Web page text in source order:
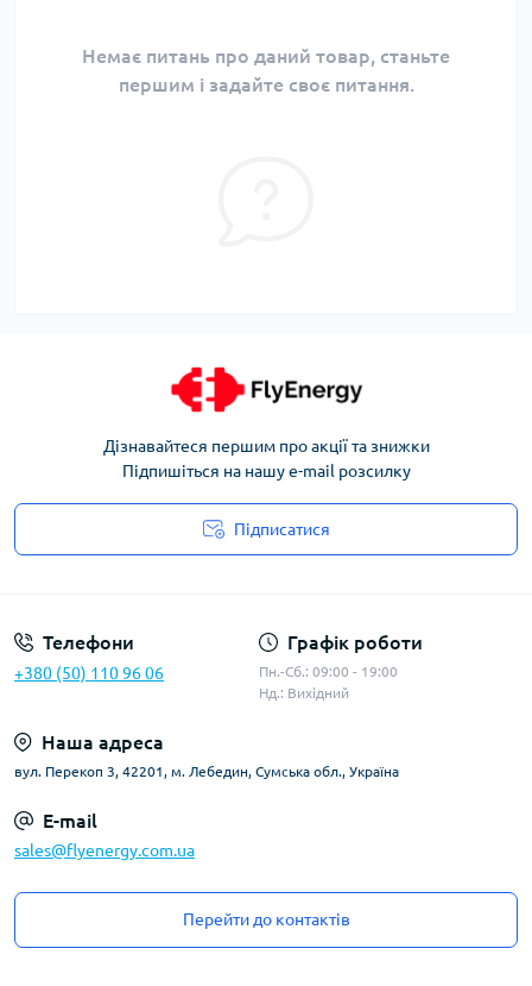
Немає питань про даний товар, станьте
першим і задайте своє питання.
Дізнавайтеся першим про акції та знижки
Підпишіться на нашу e-mail розсилку
Підписатися
Телефони
+380 (50) 110 96 06
Графік роботи
Пн.-Сб.: 09:00 - 19:00
Нд.: Вихідний
Наша адреса
вул. Перекоп 3, 42201, м. Лебедин, Сумська обл., Україна
E-mail
sales@flyenergy.com.ua
Перейти до контактів